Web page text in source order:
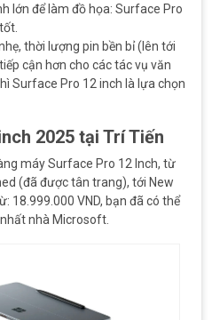
lớn để làm đồ họa: Surface Pro
thời lượng pin bền bỉ (lên tới
cận hơn cho các tác vụ văn
Surface Pro 12 inch là lựa chọn
2025 tại Trí Tiến
máy Surface Pro 12 Inch, từ
(đã được tân trang), tới New
18.999.000 VND, bạn đã có thể
nhà Microsoft.